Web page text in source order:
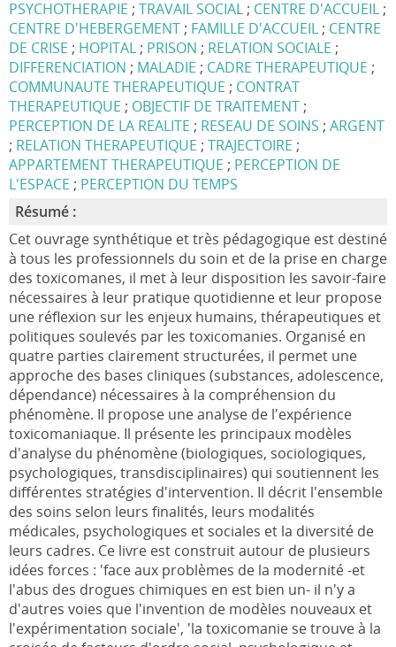
PSYCHOTHERAPIE ; TRAVAIL SOCIAL ; CENTRE D'ACCUEIL ;
CENTRE D'HEBERGEMENT ; FAMILLE D'ACCUEIL ; CENTRE
DE CRISE ; HOPITAL ; PRISON ; RELATION SOCIALE ;
DIFFERENCIATION ; MALADIE ; CADRE THERAPEUTIQUE ;
COMMUNAUTE THERAPEUTIQUE ; CONTRAT
THERAPEUTIQUE ; OBJECTIF DE TRAITEMENT ;
PERCEPTION DE LA REALITE ; RESEAU DE SOINS ; ARGENT
; RELATION THERAPEUTIQUE ; TRAJECTOIRE ;
APPARTEMENT THERAPEUTIQUE ; PERCEPTION DE
L'ESPACE ; PERCEPTION DU TEMPS
Résumé :
Cet ouvrage synthétique et très pédagogique est destiné
à tous les professionnels du soin et de la prise en charge
des toxicomanes, il met à leur disposition les savoir-faire
nécessaires à leur pratique quotidienne et leur propose
une réflexion sur les enjeux humains, thérapeutiques et
politiques soulevés par les toxicomanies. Organisé en
quatre parties clairement structurées, il permet une
approche des bases cliniques (substances, adolescence,
dépendance) nécessaires à la compréhension du
phénomène. Il propose une analyse de l'expérience
toxicomaniaque. Il présente les principaux modèles
d'analyse du phénomène (biologiques, sociologiques,
psychologiques, transdisciplinaires) qui soutiennent les
différentes stratégies d'intervention. Il décrit l'ensemble
des soins selon leurs finalités, leurs modalités
médicales, psychologiques et sociales et la diversité de
leurs cadres. Ce livre est construit autour de plusieurs
idées forces : 'face aux problèmes de la modernité -et
l'abus des drogues chimiques en est bien un- il n'y a
d'autres voies que l'invention de modèles nouveaux et
l'expérimentation sociale', 'la toxicomanie se trouve à la